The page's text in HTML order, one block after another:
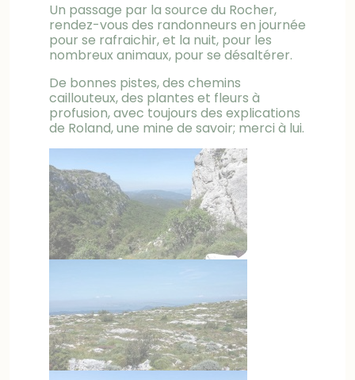
Un passage par la source du Rocher,
rendez-vous des randonneurs en journée
pour se rafraichir, et la nuit, pour les
nombreux animaux, pour se désaltérer.
De bonnes pistes, des chemins
caillouteux, des plantes et fleurs à
profusion, avec toujours des explications
de Roland, une mine de savoir; merci à lui.